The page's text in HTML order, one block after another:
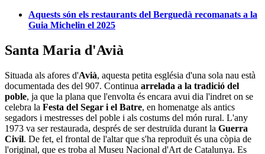
Aquests són els restaurants del Berguedà recomanats a la
Guia Michelin el 2025
Santa Maria d'Avià
Situada als afores d'Avià, aquesta petita església d'una sola nau està
documentada des del 907. Continua arrelada a la tradició del
poble, ja que la plana que l'envolta és encara avui dia l'indret on se
celebra la Festa del Segar i el Batre, en homenatge als antics
segadors i mestresses del poble i als costums del món rural. L'any
1973 va ser restaurada, després de ser destruïda durant la Guerra
Civil. De fet, el frontal de l'altar que s'ha reproduït és una còpia de
l'original, que es troba al Museu Nacional d'Art de Catalunya. Es